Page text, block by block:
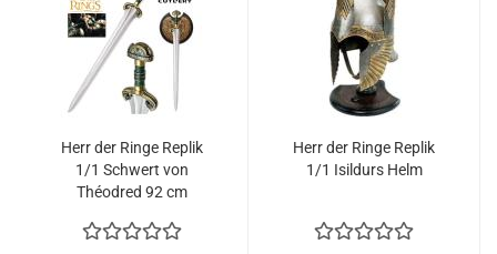
Herr der Ringe Re­plik
1/1 Schwert von
Théodred 92 cm
Herr der Ringe Re­plik
1/1 Isil­durs Helm